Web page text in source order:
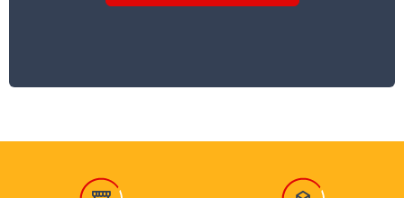
parfaite et dépoussiérer soigneusement.
Stocker à l’abri du gel (attention au stockage